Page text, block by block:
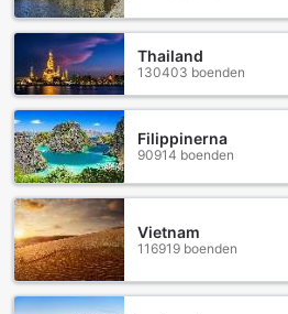
Thailand
130403 boenden
Filippinerna
90914 boenden
Vietnam
116919 boenden